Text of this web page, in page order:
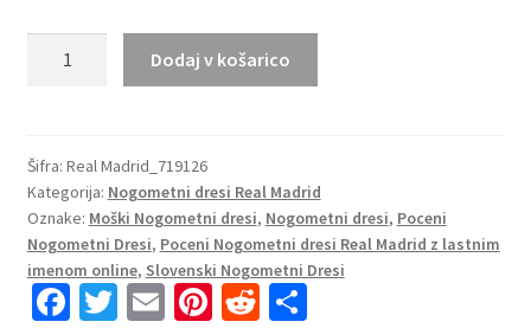
Madrid
Domači
2023
Dolgi
Rokav
+
Dodaj v košarico
Šifra: Real Madrid_719126
Kategorija: Nogometni dresi Real Madrid
Oznake: Moški Nogometni dresi, Nogometni dresi, Poceni
Nogometni Dresi, Poceni Nogometni dresi Real Madrid z lastnim
imenom online, Slovenski Nogometni Dresi
Fa T E Pi R S